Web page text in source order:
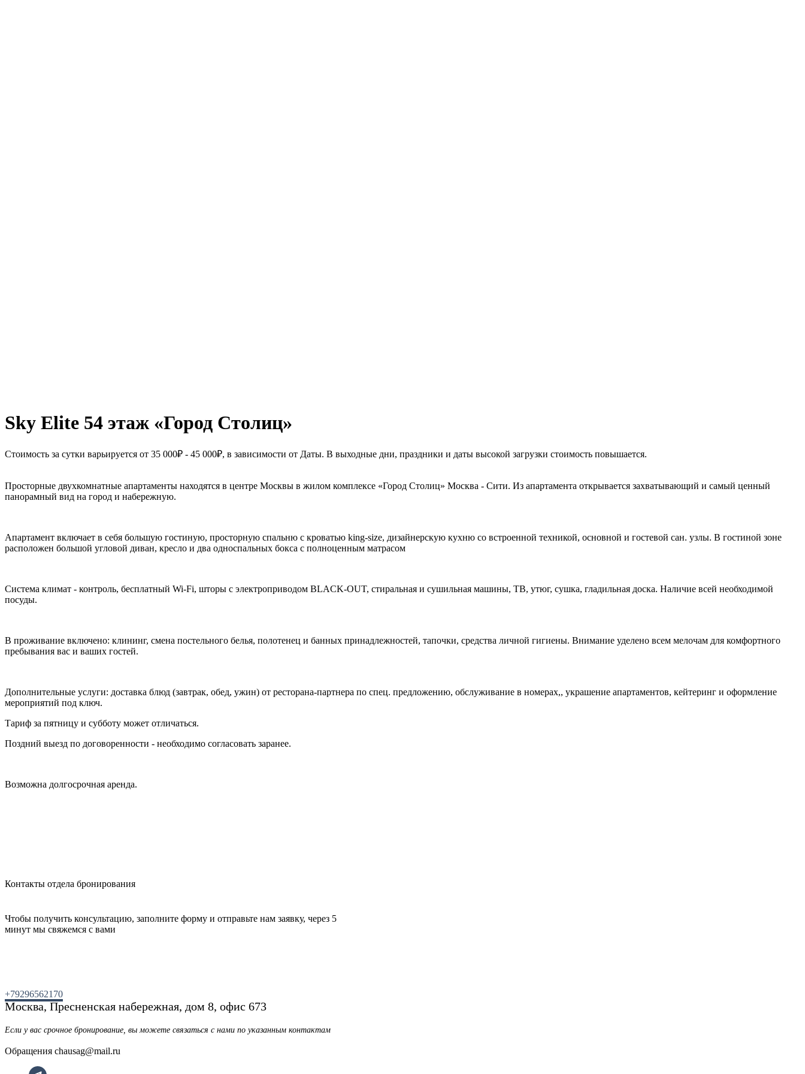
Sky Elite 54 этаж «Город Столиц»
Стоимость за сутки варьируется от 35 000₽ - 45 000₽, в зависимости от Даты. В выходные дни, праздники и даты высокой загрузки стоимость повышается.
Просторные двухкомнатные апартаменты находятся в центре Москвы в жилом комплексе «Город Столиц» Москва - Сити. Из апартамента открывается захватывающий и самый ценный
панорамный вид на город и набережную.
Апартамент включает в себя большую гостиную, просторную спальню с кроватью king-size, дизайнерскую кухню со встроенной техникой, основной и гостевой сан. узлы. В гостиной зоне
расположен большой угловой диван, кресло и два односпальных бокса с полноценным матрасом
Система климат - контроль, бесплатный Wi-Fi, шторы с электроприводом BLACK-OUT, стиральная и сушильная машины, ТВ, утюг, сушка, гладильная доска. Наличие всей необходимой
посуды.
В проживание включено: клининг, смена постельного белья, полотенец и банных принадлежностей, тапочки, средства личной гигиены. Внимание уделено всем мелочам для комфортного
пребывания вас и ваших гостей.
Дополнительные услуги: доставка блюд (завтрак, обед, ужин) от ресторана-партнера по спец. предложению, обслуживание в номерах,, украшение апартаментов, кейтеринг и оформление
мероприятий под ключ.
Тариф за пятницу и субботу может отличаться.
Поздний выезд по договоренности - необходимо согласовать заранее.
Возможна долгосрочная аренда.
Контакты отдела бронирования
Чтобы получить консультацию, заполните форму и отправьте нам заявку, через 5
минут мы свяжемся с вами
+79296562170
Москва, Пресненская набережная, дом 8, офис 673
Если у вас срочное бронирование, вы можете связаться с нами по указанным контактам
Обращения chausag@mail.ru